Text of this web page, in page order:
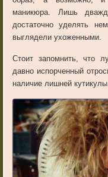
маникюра. Лишь
достаточно уделять
выглядели ухоженными.
Стоит запомнить, что
давно испорченный
наличие лишней